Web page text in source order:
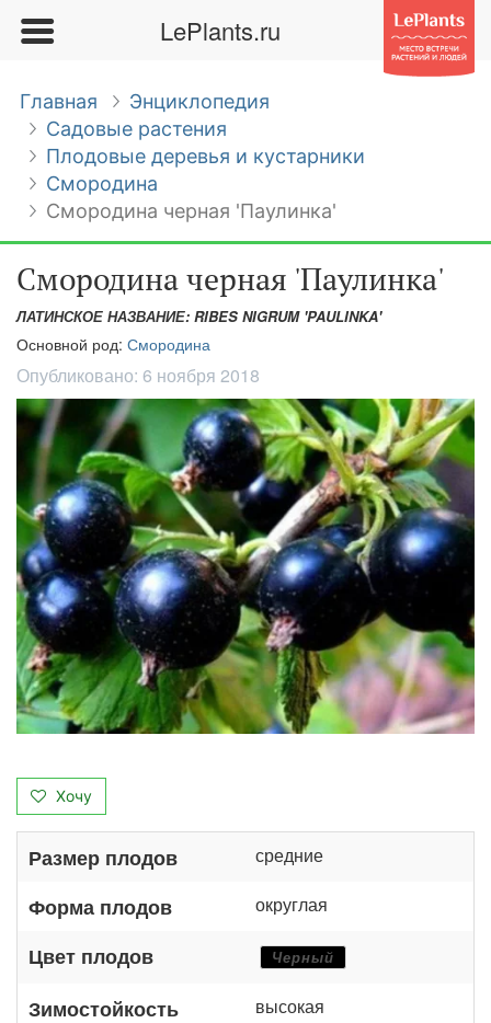
LePlants.ru
Главная
Энциклопедия
Садовые растения
Плодовые деревья и кустарники
Смородина
Смородина черная 'Паулинка'
Смородина черная 'Паулинка'
ЛАТИНСКОЕ НАЗВАНИЕ: RIBES NIGRUM 'PAULINKA'
Основной род: Смородина
Опубликовано: 6 ноября 2018
Хочу
Размер плодов средние
Форма плодов округлая
Цвет плодов Черный
Зимостойкость высокая